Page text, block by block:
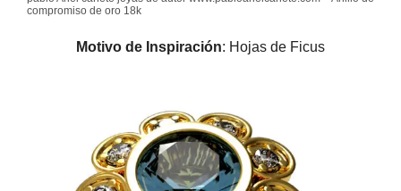
compromiso de oro 18k
Motivo de Inspiración: Hojas de Ficus